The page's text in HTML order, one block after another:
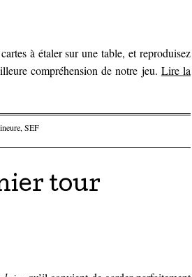
à étaler sur une table, et reproduisez
compréhension de notre jeu. Lire la
, SEF
tour